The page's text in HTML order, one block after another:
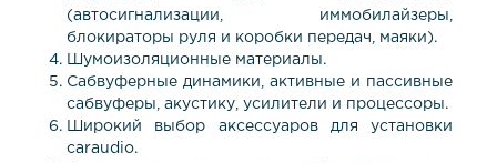
(автосигнализации, иммобилайзеры,
блокираторы руля и коробки передач, маяки).
Шумоизоляционные материалы.
Сабвуферные динамики, активные и пассивные
сабвуферы, акустику, усилители и процессоры.
Широкий выбор аксессуаров для установки
caraudio.